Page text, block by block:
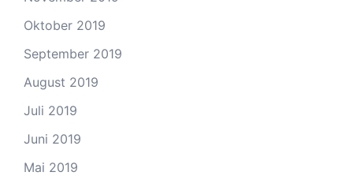
Oktober 2019
September 2019
August 2019
Juli 2019
Juni 2019
Mai 2019